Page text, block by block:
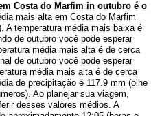
Costa do Marfim in outubro é o
mais alta em Costa do Marfim
temperatura média mais baixa é
de outubro você pode esperar
média mais alta é de cerca
de outubro você pode esperar
média mais alta é de cerca
de precipitação é 117.9 mm (olhe
). Ao planejar sua viagem,
desses valores médios. A